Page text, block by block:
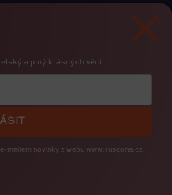
údajůCookies
. Všechna práva vyhrazena.
cookies
a plný krásných věcí.
mailem novinky z webu www.ruscona.cz.